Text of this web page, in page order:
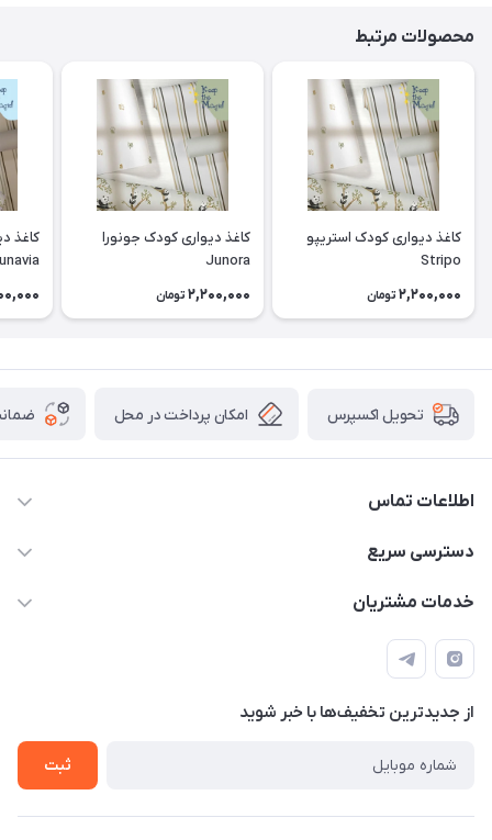
محصولات مرتبط
کاغذ دیواری کودک استریپو
Stripo
2,200,000 تومان
کاغذ دیواری کودک جونورا
Junora
2,200,000 تومان
کاغذ
تحویل اکسپرس امکان پرداخت در محل
اطلاعات تماس
09913878908 _ 09201096459 _ 021.28424157
دسترسی سریع
حساب کاربری
لیست محصولات
درباره ما
خدمات مشتریان
قوانین و مقررات
حریم خصوصی
راهنما
از جدید‌ترین تخفیف‌ها با‌ خبر شوید
ثبت